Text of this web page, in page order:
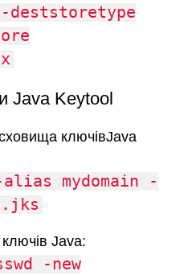
deststoretype
Java Keytool
ключівJava
mydomain -
Java:
-new